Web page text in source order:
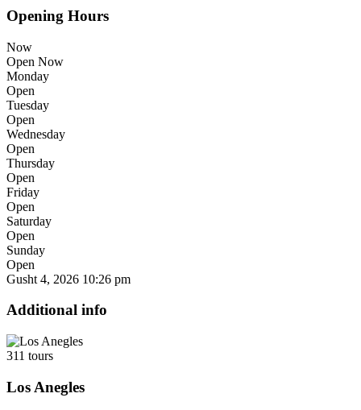
Opening Hours
Now
Open Now
Monday
Open
Tuesday
Open
Wednesday
Open
Thursday
Open
Friday
Open
Saturday
Open
Sunday
Open
Gusht 4, 2026 10:26 pm
Additional info
311 tours
Los Anegles